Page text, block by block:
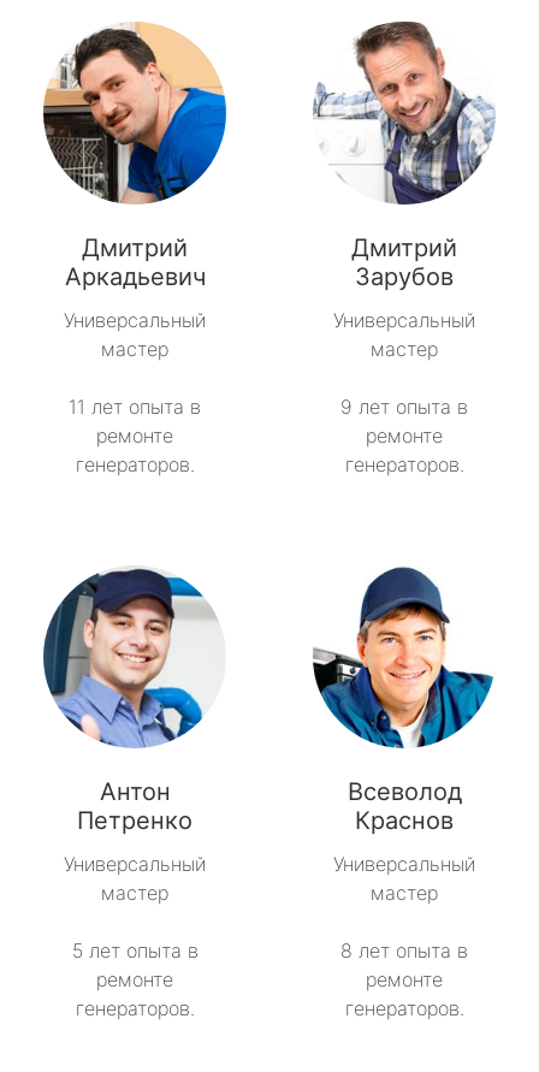
Дмитрий
Аркадьевич
Универсальный
мастер
11 лет опыта в
ремонте
генераторов.
Дмитрий
Зарубов
Универсальный
мастер
9 лет опыта в
ремонте
генераторов.
Антон
Петренко
Универсальный
мастер
5 лет опыта в
ремонте
генераторов.
Всеволод
Краснов
Универсальный
мастер
8 лет опыта в
ремонте
генераторов.